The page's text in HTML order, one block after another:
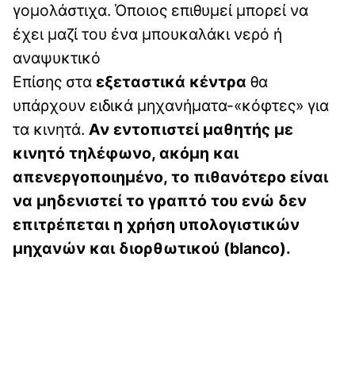
γομολάστιχα. Όποιος επιθυμεί μπορεί να
έχει μαζί του ένα μπουκαλάκι νερό ή
αναψυκτικό
Επίσης στα εξεταστικά κέντρα θα
υπάρχουν ειδικά μηχανήματα-«κόφτες» για
τα κινητά. Αν εντοπιστεί μαθητής με
κινητό τηλέφωνο, ακόμη και
απενεργοποιημένο, το πιθανότερο είναι
να μηδενιστεί το γραπτό του ενώ δεν
επιτρέπεται η χρήση υπολογιστικών
μηχανών και διορθωτικού (blanco).